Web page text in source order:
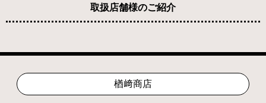
取扱店舗様のご紹介
楢﨑商店